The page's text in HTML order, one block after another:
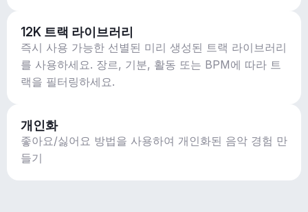
12K 트랙 라이브러리
즉시 사용 가능한 선별된 미리 생성된 트랙 라이브러리
를 사용하세요. 장르, 기분, 활동 또는 BPM에 따라 트
랙을 필터링하세요.
개인화
좋아요/싫어요 방법을 사용하여 개인화된 음악 경험 만
들기